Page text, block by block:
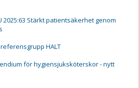
2025:63 Stärkt patientsäkerhet genom
HALT
för hygiensjuksköterskor - nytt